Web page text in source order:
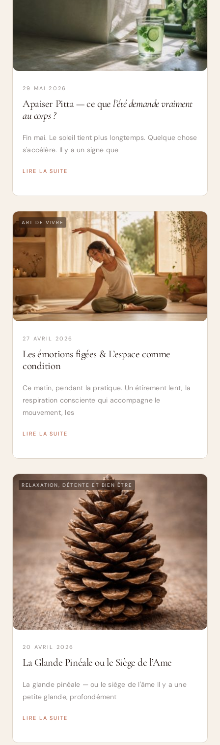
29 MAI 2026
Apaiser Pitta — ce que l’été demande vraiment
au corps ?
Fin mai. Le soleil tient plus longtemps. Quelque chose
s'accélère. Il y a un signe que
LIRE LA SUITE
ART DE VIVRE
27 AVRIL 2026
Les émotions figées & L’espace comme
condition
Ce matin, pendant la pratique. Un étirement lent, la
respiration consciente qui accompagne le
mouvement, les
LIRE LA SUITE
RELAXATION, DÉTENTE ET BIEN ÊTRE
20 AVRIL 2026
La Glande Pinéale ou le Siège de l’Ame
La glande pinéale — ou le siège de l'âme Il y a une
petite glande, profondément
LIRE LA SUITE